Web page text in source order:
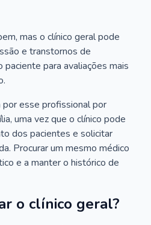
mas o clínico geral pode
e transtornos de
paciente para avaliações mais
por esse profissional por
uma vez que o clínico pode
dos pacientes e solicitar
Procurar um mesmo médico
e a manter o histórico de
o clínico geral?